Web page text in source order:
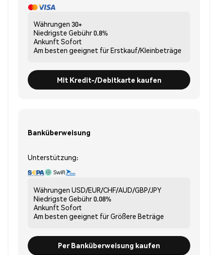
Währungen 30+
Niedrigste Gebühr0.8%
Ankunft Sofort
Am besten geeignet fürErstkauf/Kleinbeträge
Mit Kredit-/Debitkarte kaufen
Banküberweisung
Unterstützung:
Währungen USD/EUR/CHF/AUD/GBP/JPY
Niedrigste Gebühr0.08%
Ankunft Sofort
Am besten geeignet fürGrößere Beträge
Per Banküberweisung kaufen